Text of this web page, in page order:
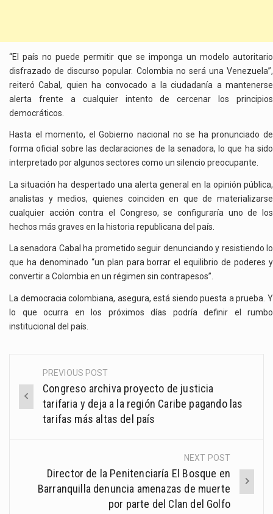
“El país no puede permitir que se imponga un modelo autoritario
disfrazado de discurso popular. Colombia no será una Venezuela”,
reiteró Cabal, quien ha convocado a la ciudadanía a mantenerse
alerta frente a cualquier intento de cercenar los principios
democráticos.
Hasta el momento, el Gobierno nacional no se ha pronunciado de
forma oficial sobre las declaraciones de la senadora, lo que ha sido
interpretado por algunos sectores como un silencio preocupante.
La situación ha despertado una alerta general en la opinión pública,
analistas y medios, quienes coinciden en que de materializarse
cualquier acción contra el Congreso, se configuraría uno de los
hechos más graves en la historia republicana del país.
La senadora Cabal ha prometido seguir denunciando y resistiendo lo
que ha denominado “un plan para borrar el equilibrio de poderes y
convertir a Colombia en un régimen sin contrapesos”.
La democracia colombiana, asegura, está siendo puesta a prueba. Y
lo que ocurra en los próximos días podría definir el rumbo
institucional del país.
Post
navigation
PREVIOUS POST
Congreso archiva proyecto de justicia
tarifaria y deja a la región Caribe pagando las
tarifas más altas del país
NEXT POST
Director de la Penitenciaría El Bosque en
Barranquilla denuncia amenazas de muerte
por parte del Clan del Golfo